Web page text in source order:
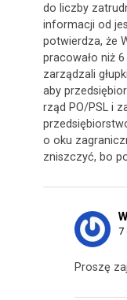
do liczby
informacji od
potwierdza, że
pracowało niż
zarządzali
aby
rząd PO/PSL i
o oku
zniszczyć, bo
7
Proszę